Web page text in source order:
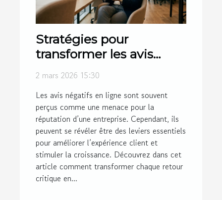
Stratégies pour
transformer les avis
négatifs en opportunités
2 mars 2026 15:30
Les avis négatifs en ligne sont souvent
perçus comme une menace pour la
réputation d’une entreprise. Cependant, ils
peuvent se révéler être des leviers essentiels
pour améliorer l’expérience client et
stimuler la croissance. Découvrez dans cet
article comment transformer chaque retour
critique en...